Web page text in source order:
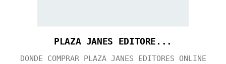
PLAZA JANES EDITORE...
DONDE COMPRAR PLAZA JANES EDITORES ONLINE